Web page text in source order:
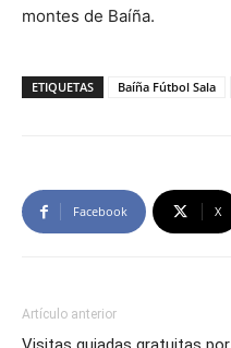
montes de Baíña.
ETIQUETAS Baíña Fútbol Sala
Facebook X
Artículo anterior